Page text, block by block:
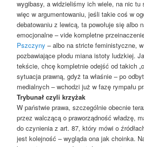
wygibasy, a widzieliśmy ich wiele, na nic tu
więc w argumentowaniu, jeśli takie coś w
debatowaniu z lewicą, ta powołuje się albo
emocjonalne – vide kompletne
Pszczyny – albo na stricte feministyczne,
pozbawiające płodu miana istoty ludzkiej.
tekście, chcę kompletnie odejść od takich
sytuacja prawną, gdyż ta właśnie – po
medialnych – wchodzi już w fazę rympału
Trybunał czyli krzyżak
W państwie prawa, szczególnie obecnie
przez walczącą o praworządność władzę,
do czynienia z art. 87, który mówi o
jest kolejność – wygląda ona jak choinka.